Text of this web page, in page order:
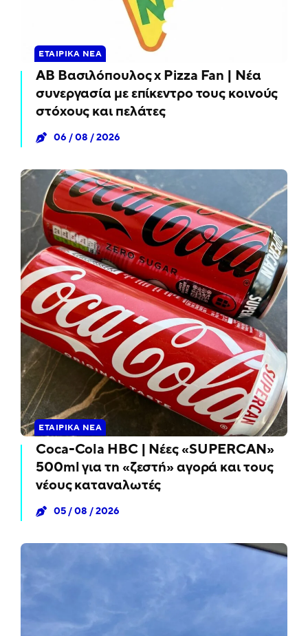
ΕΤΑΙΡΙΚΆ ΝΈΑ
ΑΒ Βασιλόπουλος x Pizza Fan | Νέα
συνεργασία με επίκεντρο τους κοινούς
στόχους και πελάτες
06 / 08 / 2026
ΕΤΑΙΡΙΚΆ ΝΈΑ
Coca-Cola HBC | Νέες «SUPERCAN»
500ml για τη «ζεστή» αγορά και τους
νέους καταναλωτές
05 / 08 / 2026